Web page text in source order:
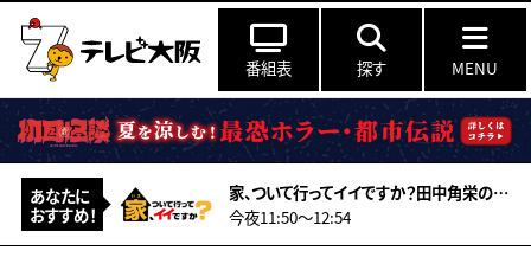
番組表 探す MENU
あなたに
おすすめ！
家、ついて行ってイイですか？田中角栄の秘書だった男＆飛行機事故で彼女失った力士
今夜11:50〜12:54